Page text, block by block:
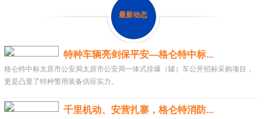
最新动态
特种车辆亮剑保平安—格仑特中标...
格仑特中标太原市公安局太原市公安局一体式排爆（罐）车公开招标采购项目，
更是凸显了特种警用装备供应实力。
千里机动、安营扎寨，格仑特消防...